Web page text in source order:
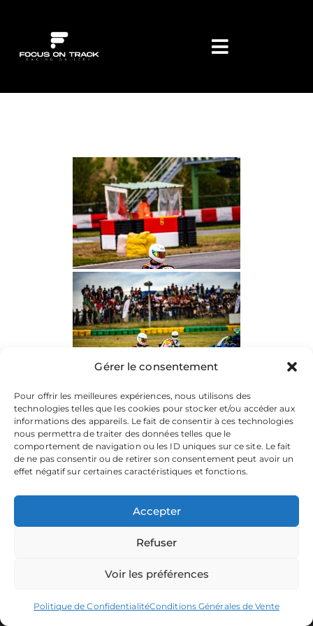
Gérer le consentement
Pour offrir les meilleures expériences, nous utilisons des
technologies telles que les cookies pour stocker et/ou accéder aux
informations des appareils. Le fait de consentir à ces technologies
nous permettra de traiter des données telles que le
comportement de navigation ou les ID uniques sur ce site. Le fait
de ne pas consentir ou de retirer son consentement peut avoir un
effet négatif sur certaines caractéristiques et fonctions.
Accepter
Refuser
Voir les préférences
Politique de ConfidentialitéConditions Générales de Vente
votre passion.
Producted byTWENTY-ONE CREATION